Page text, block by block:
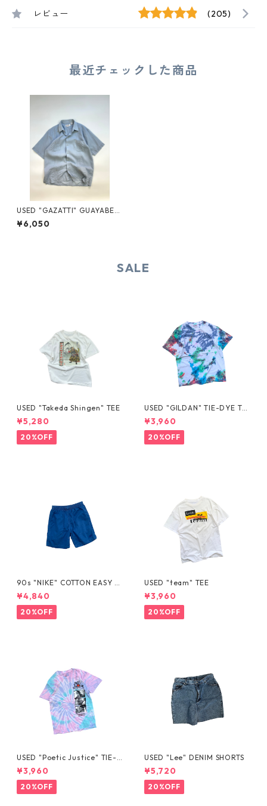
レビュー (205)
最近チェックした商品
USED "GAZATTI" GUAYABER
A S/S SHIRT
¥6,050
SALE
USED "Takeda Shingen" TEE
¥5,280
20%OFF
USED "GILDAN" TIE-DYE TE
E
¥3,960
20%OFF
90s "NIKE" COTTON EASY S
HORTS
¥4,840
20%OFF
USED "team" TEE
¥3,960
20%OFF
USED "Poetic Justice" TIE-D
YE TEE
¥3,960
20%OFF
USED "Lee" DENIM SHORTS
¥5,720
20%OFF